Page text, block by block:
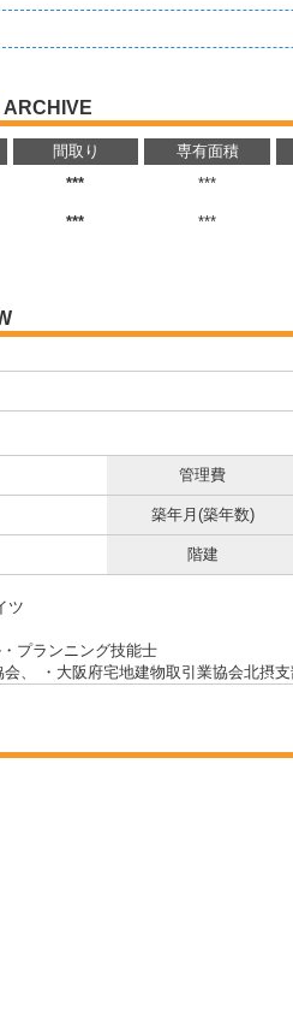
ARCHIVE
間取り
専有面積
*** ***
***
***
管理費
築年月(築年数)
階建
ツ
プランニング技能士
、 ・大阪府宅地建物取引業協会北摂